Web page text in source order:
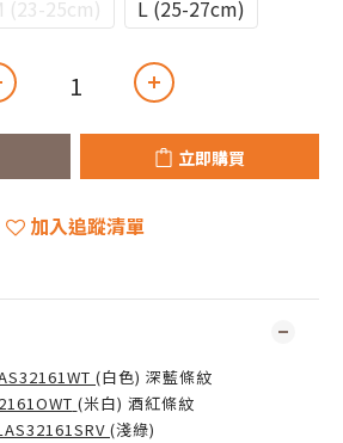
(23-25cm) L (25-27cm)
立即購買
加入追蹤清單
(白色) 深藍條紋
(米白) 酒紅條紋
(淺綠)